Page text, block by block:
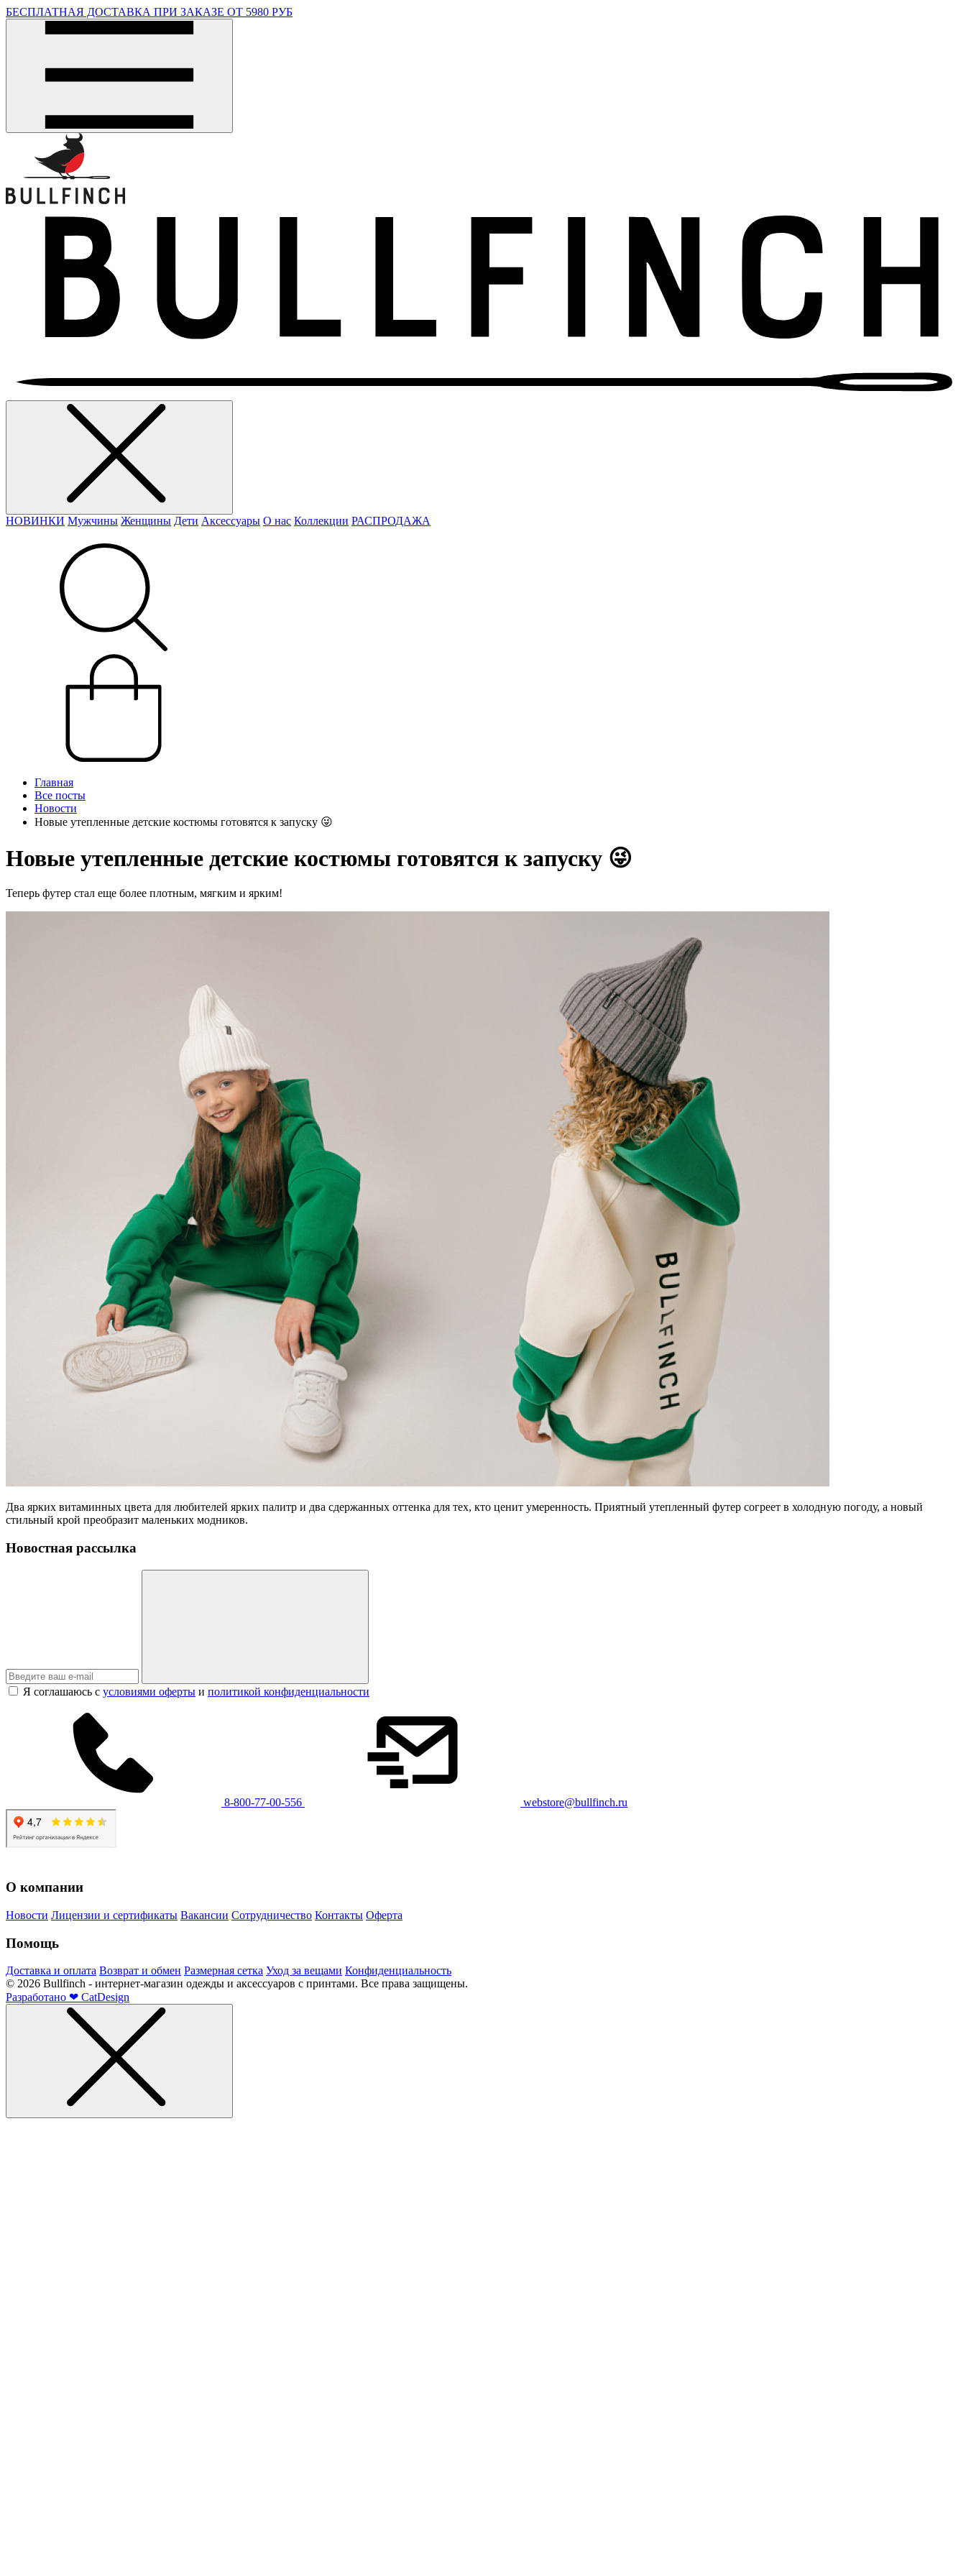
БЕСПЛАТНАЯ ДОСТАВКА ПРИ ЗАКАЗЕ ОТ 5980 РУБ
НОВИНКИ Мужчины Женщины Дети Аксессуары О нас Коллекции РАСПРОДАЖА
Главная
Все посты
Новости
Новые утепленные детские костюмы готовятся к запуску 😜
Новые утепленные детские костюмы готовятся к запуску 😜
Теперь футер стал еще более плотным, мягким и ярким!
Два ярких витаминных цвета для любителей ярких палитр и два сдержанных оттенка для тех, кто ценит умеренность. Приятный утепленный футер согреет в холодную погоду, а новый
стильный крой преобразит маленьких модников.
Новостная рассылка
Я соглашаюсь с условиями оферты и политикой конфиденциальности
8-800-77-00-556 webstore@bullfinch.ru
О компании
Новости Лицензии и сертификаты Вакансии Сотрудничество Контакты Оферта
Помощь
Доставка и оплата Возврат и обмен Размерная сетка Уход за вещами Конфиденциальность
© 2026 Bullfinch - интернет-магазин одежды и аксессуаров с принтами. Все права защищены.
Разработано ❤ CatDesign